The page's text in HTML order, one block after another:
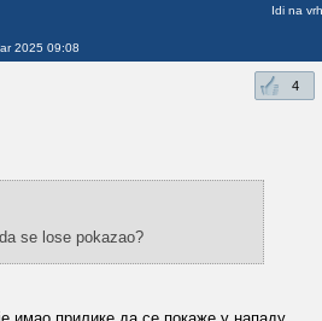
2025 09:08
Idi na vrh
4
se lose pokazao?